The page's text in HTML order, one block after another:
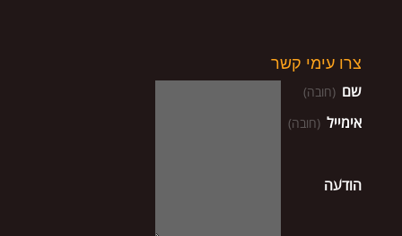
צרו עימי קשר
שם (חובה)
אימייל (חובה)
הודעה